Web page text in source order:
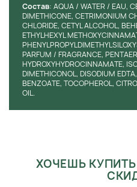
Состав: AQUA / WATER / EAU,
DIMETHICONE, CETRIMONIUM
CHLORIDE, CETYL ALCOHOL,
ETHYLHEXYL
PARFUM / FRAGRANCE,
HYDROXYHYDRO­CINNAMATE,
DIMETHICONOL, DISODIUM
BENZOATE, TO­COPHEROL,
OIL.
ХОЧЕШЬ